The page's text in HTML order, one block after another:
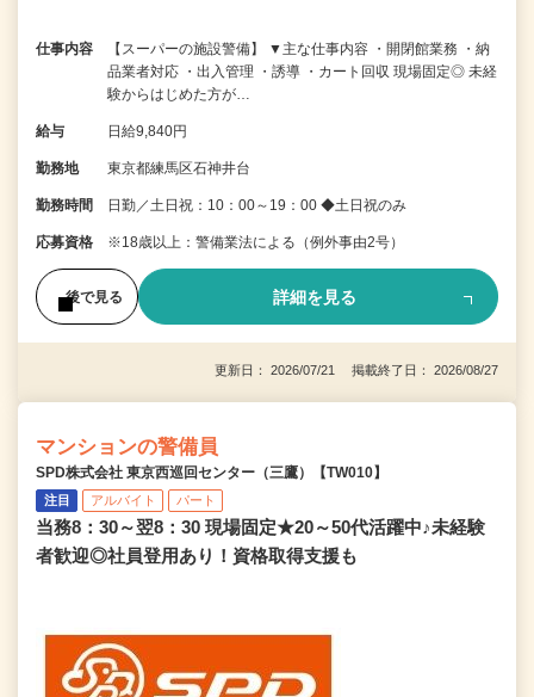
仕事内容
【スーパーの施設警備】 ▼主な仕事内容 ・開閉館業務 ・納
品業者対応 ・出入管理 ・誘導 ・カート回収 現場固定◎ 未経
験からはじめた方が…
給与 日給9,840円
勤務地 東京都練馬区石神井台
勤務時間 日勤／土日祝：10：00～19：00 ◆土日祝のみ
応募資格 ※18歳以上：警備業法による（例外事由2号）
後で見る 詳細を見る
更新日： 2026/07/21 掲載終了日： 2026/08/27
マンションの警備員
SPD株式会社 東京西巡回センター（三鷹）【TW010】
注目 アルバイト パート
当務8：30～翌8：30 現場固定★20～50代活躍中♪未経験
者歓迎◎社員登用あり！資格取得支援も